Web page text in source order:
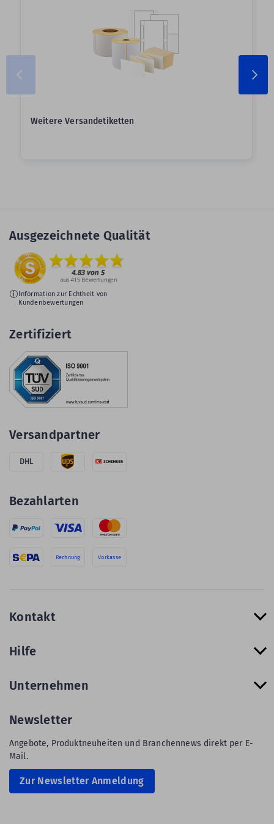
Weitere Versandetiketten
Ausgezeichnete Qualität
Information zur Echtheit von
Kundenbewertungen
Zertifiziert
Versandpartner
DHL
Bezahlarten
Rechnung Vorkasse
Kontakt
Hilfe
Unternehmen
Newsletter
Angebote, Produktneuheiten und Branchennews direkt per E-
Mail.
Zur Newsletter Anmeldung